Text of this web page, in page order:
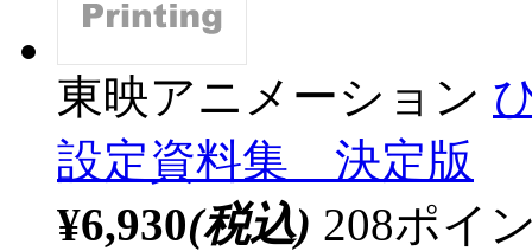
東映アニメーション
設定資料集 決定版
¥6,930(税込) 208ポイ